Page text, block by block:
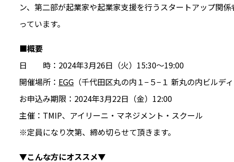
ン、第二部が起業家や起業家支援を行うスタートアップ関
っています。
■概要
日 時：2024年3月26日（火）15:30～19:00
開催場所： EGG （千代田区丸の内１−５−１ 新丸の内ビルディ
お申込み期限：2024年3月22日（金）12:00
主催：TMIP、アイリーニ・マネジメント・スクール
※定員になり次第、締め切らせて頂きます。
▼こんな方にオススメ▼